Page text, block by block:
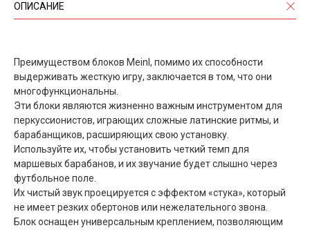
ОПИСАНИЕ
Преимуществом блоков Meinl, помимо их способности
выдерживать жесткую игру, заключается в том, что они
многофункциональны.
Эти блоки являются жизненно важным инструментом для
перкуссионистов, играющих сложные латинские ритмы, и
барабанщиков, расширяющих свою установку.
Используйте их, чтобы установить четкий темп для
маршевых барабанов, и их звучание будет слышно через
футбольное поле.
Их чистый звук проецируется с эффектом «стука», который
не имеет резких обертонов или нежелательного звона.
Блок оснащен универсальным креплением, позволяющим